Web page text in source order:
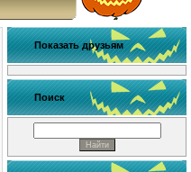
Показать друзьям
Поиск